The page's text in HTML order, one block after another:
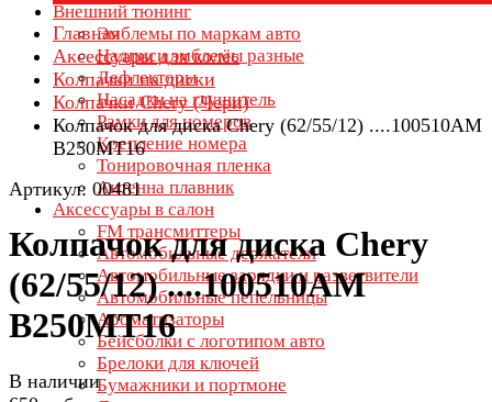
Внешний тюнинг
Эмблемы по маркам авто
Надписи эмблемы разные
Дефлекторы
Насадки на глушитель
Рамки для номеров
Крепление номера
Тонировочная пленка
Антенна плавник
Аксессуары в салон
FM трансмиттеры
Автомобильные держатели
Автомобильные зарядки и разветвители
Автомобильные пепельницы
Ароматизаторы
Бейсболки с логотипом авто
Брелоки для ключей
Бумажники и портмоне
Главная
Аксессуары для колёс
Колпачки на диски
Колпачки Chery (Чери)
Колпачок для диска Chery (62/55/12) ....100510AM
B250MT16
Артикул: 00481
Колпачок для диска Chery
(62/55/12) ....100510AM
B250MT16
В наличии